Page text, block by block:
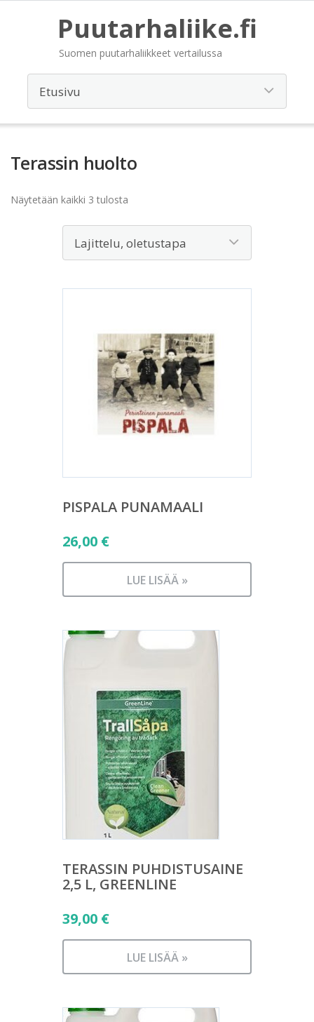
Puutarhaliike.fi
Suomen puutarhaliikkeet vertailussa
Terassin huolto
Näytetään kaikki 3 tulosta
PISPALA PUNAMAALI
26,00 €
LUE LISÄÄ »
TERASSIN PUHDISTUSAINE
2,5 L, GREENLINE
39,00 €
LUE LISÄÄ »